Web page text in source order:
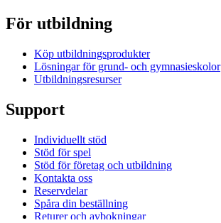
För utbildning
Köp utbildningsprodukter
Lösningar för grund- och gymnasieskolor
Utbildningsresurser
Support
Individuellt stöd
Stöd för spel
Stöd för företag och utbildning
Kontakta oss
Reservdelar
Spåra din beställning
Returer och avbokningar